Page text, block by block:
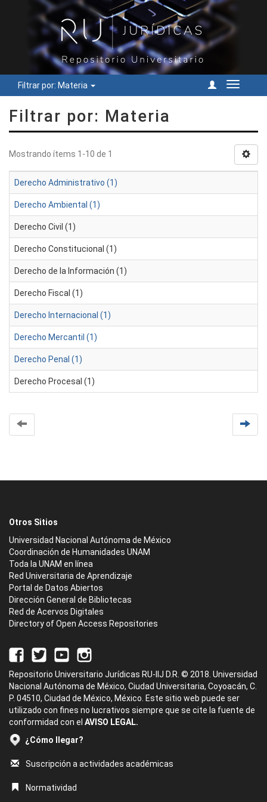
Filtrar por: Materia
Cambiar
Filtrar por: Materia
Mostrando ítems 1-10 de 1
Derecho Administrativo (1)
Derecho Ambiental (1)
Derecho Civil (1)
Derecho Constitucional (1)
Derecho de la Información (1)
Derecho Fiscal (1)
Derecho Internacional (1)
Derecho Mercantil (1)
Derecho Penal (1)
Derecho Procesal (1)
Otros Sitios
Universidad Nacional Autónoma de México
Coordinación de Humanidades UNAM
Toda la UNAM en línea
Red Universitaria de Aprendizaje
Portal de Datos Abiertos
Dirección General de Bibliotecas
Red de Acervos Digitales
Directory of Open Access Repositories
Repositorio Universitario Jurídicas RU-IIJ D.R. © 2018. Universidad
Nacional Autónoma de México, Ciudad Universitaria, Coyoacán, C.
P. 04510, Ciudad de México, México. Este sitio web puede ser
utilizado con fines no lucrativos siempre que se cite la fuente de
conformidad con el AVISO LEGAL.
¿Cómo llegar?
Suscripción a actividades académicas
Normatividad